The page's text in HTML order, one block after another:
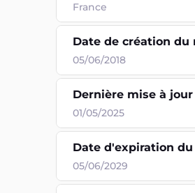
France
Date de création du
05/06/2018
Dernière mise à
01/05/2025
Date d'expiration
05/06/2029